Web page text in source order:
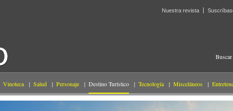
Nuestra revista
Buscar
Vinoteca | Salud | Personaje | Destino Turístico | Tecnología | Misceláneos |